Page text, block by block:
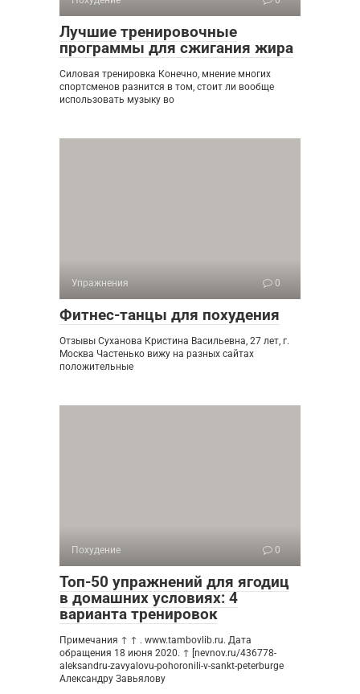
Лучшие тренировочные
программы для сжигания жира
Силовая тренировка Конечно, мнение многих
спортсменов разнится в том, стоит ли вообще
использовать музыку во
Упражнения 0
Фитнес-танцы для похудения
Отзывы Суханова Кристина Васильевна, 27 лет, г.
Москва Частенько вижу на разных сайтах
положительные
Похудение 0
Топ-50 упражнений для ягодиц
в домашних условиях: 4
варианта тренировок
Примечания ↑ ↑ . www.tambovlib.ru. Дата
обращения 18 июня 2020. ↑ [nevnov.ru/436778-
aleksandru-zavyalovu-pohoronili-v-sankt-peterburge
Александру Завьялову